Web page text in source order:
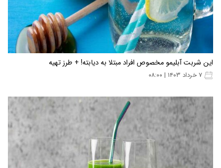
این شربت آبلیمو مخصوص افراد مبتلا به دیابته! + طرز تهیه